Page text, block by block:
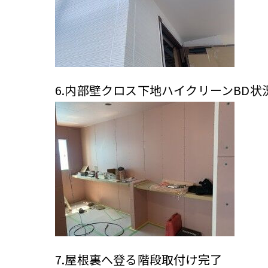
6.内部壁クロス下地ハイクリーンBD状
7.屋根裏へ登る階段取付け完了